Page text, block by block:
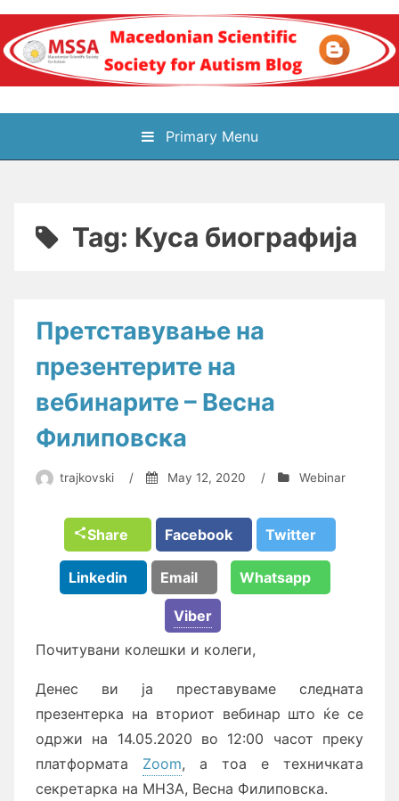
Skip
content
Блог на
Македонското научно
здружение за
Primary Menu
Tag: Куса биографија
Претставување на
презентерите на
вебинарите – Весна
Филиповска
trajkovski / May 12, 2020 / Webinar
Share Facebook Twitter
Linkedin Email Whatsapp
Viber
Почитувани колешки и колеги,
Денес ви ја преставуваме следната
презентерка на вториот вебинар што ќе се
одржи на 14.05.2020 во 12:00 часот преку
платформата Zoom, а тоа е техничката
секретарка на МНЗА, Весна Филиповска.